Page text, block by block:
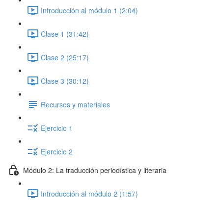
Introducción al módulo 1 (2:04)
Clase 1 (31:42)
Clase 2 (25:17)
Clase 3 (30:12)
Recursos y materiales
Ejercicio 1
Ejercicio 2
Módulo 2: La traducción periodística y literaria
Introducción al módulo 2 (1:57)